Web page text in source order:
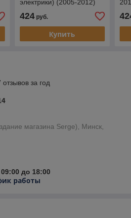
электрики) (2005-2012)
424руб.
Купить
за год
магазина Serge), Минск,
до 18:00
работы